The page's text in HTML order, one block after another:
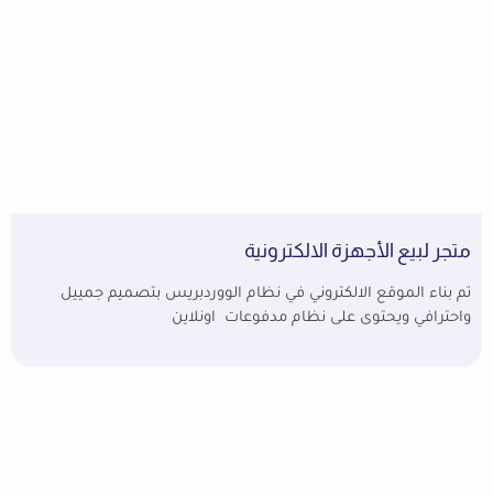
متجر لبيع الأجهزة الالكترونية
تم بناء الموقع الالكتروني في نظام الووردبريس بتصميم جمييل
واحترافي ويحتوى على نظام مدفوعات اونلاين